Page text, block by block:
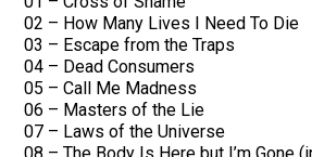
02 – How Many Lives I Need To Die
03 – Escape from the Traps
04 – Dead Consumers
05 – Call Me Madness
06 – Masters of the Lie
07 – Laws of the Universe